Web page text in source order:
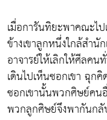
เมื่อการันทิยะพาคณะไ
ข้างเขาลูกหนึ่งใกล้สำนั
อาจารย์ให้เลิกให้ศีลค
เดินไปเห็นซอกเขา ฉุก
ซอกเขานั้นพวกศิษย์คน
พวกลูกศิษย์จึงพากันกลั